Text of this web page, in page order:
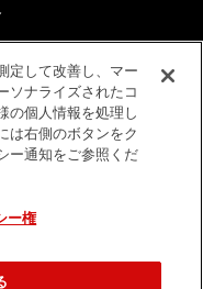
的事項
用規約
人情報保
定して改善し、マー
ソナライズされたコ
の個人情報を処理し
は右側のボタンをク
ー通知をご参照くだ
ー権